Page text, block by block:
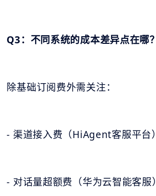
Q3：不同系统的成本差异点在哪？
除基础订阅费外需关注：
- 渠道接入费（HiAgent客服平台）
- 对话量超额费（华为云智能客服）